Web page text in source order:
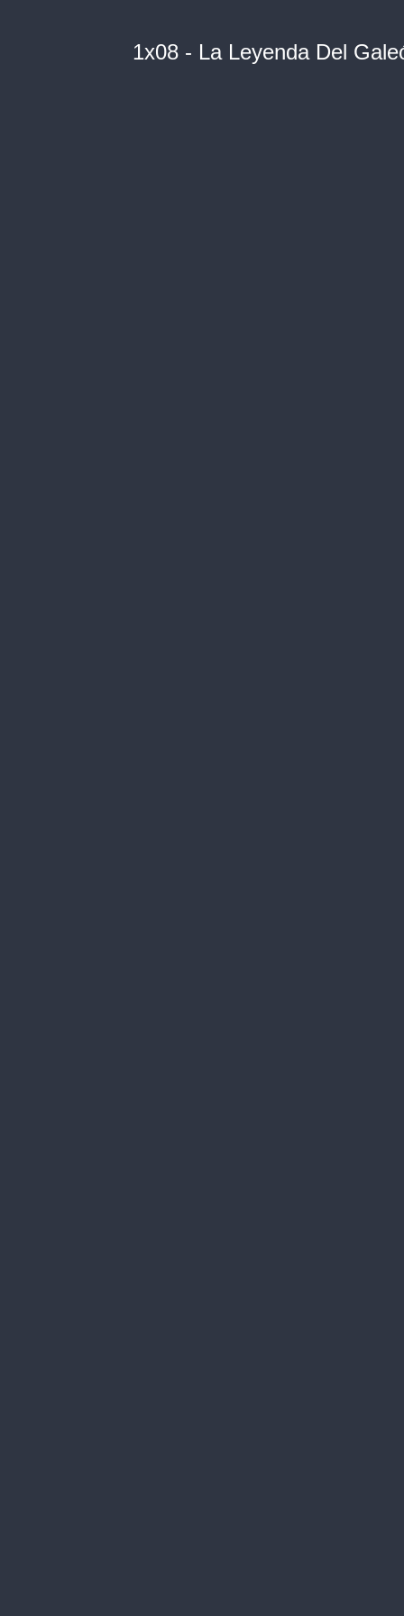
1x08 - La Leyenda Del